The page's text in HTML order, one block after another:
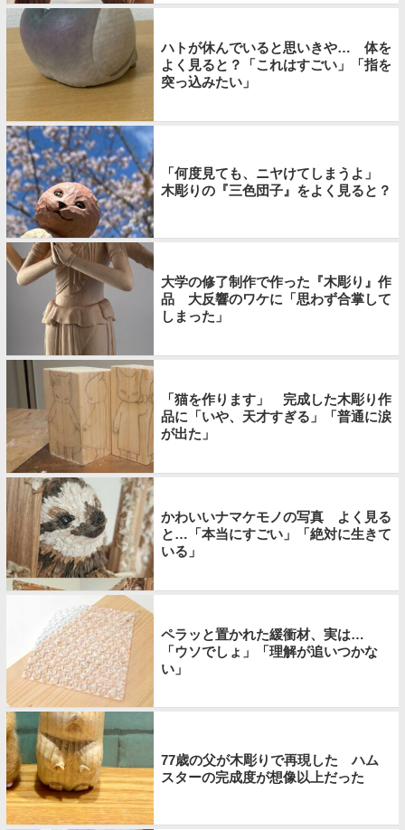
ハトが休んでいると思いきや… 体を
よく見ると？「これはすごい」「指を
突っ込みたい」
「何度見ても、ニヤけてしまうよ」
木彫りの『三色団子』をよく見ると？
大学の修了制作で作った『木彫り』作
品 大反響のワケに「思わず合掌して
しまった」
「猫を作ります」 完成した木彫り作
品に「いや、天才すぎる」「普通に涙
が出た」
かわいいナマケモノの写真 よく見る
と…「本当にすごい」「絶対に生きて
いる」
ペラッと置かれた緩衝材、実は…
「ウソでしょ」「理解が追いつかな
い」
77歳の父が木彫りで再現した ハム
スターの完成度が想像以上だった